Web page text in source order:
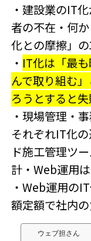
・建設業のIT
者の不在・何
化との摩擦」
・ IT化は「最
んで取り組む
ろうとすると
・現場管理・
それぞれIT化
ド施工管理ツ
計・Web運用
・Web運用の
額定額で社内
ウェブ担さん